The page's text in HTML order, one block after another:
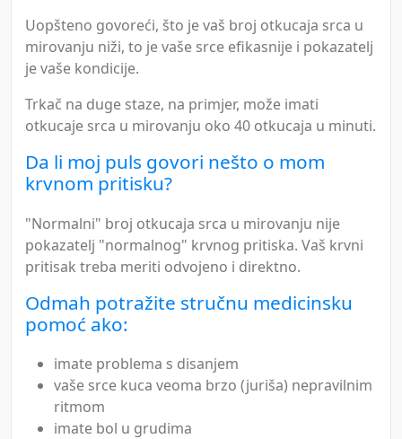
Uopšteno govoreći, što je vaš broj otkucaja srca u
mirovanju niži, to je vaše srce efikasnije i pokazatelj
je vaše kondicije.
Trkač na duge staze, na primjer, može imati
otkucaje srca u mirovanju oko 40 otkucaja u minuti.
Da li moj puls govori nešto o mom
krvnom pritisku?
"Normalni" broj otkucaja srca u mirovanju nije
pokazatelj "normalnog" krvnog pritiska. Vaš krvni
pritisak treba meriti odvojeno i direktno.
Odmah potražite stručnu medicinsku
pomoć ako:
imate problema s disanjem
vaše srce kuca veoma brzo (juriša) nepravilnim
ritmom
imate bol u grudima